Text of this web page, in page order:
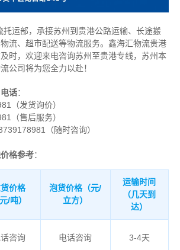
运部， 承接苏州到贵港公路运输、长途搬
流、超市配送等物流服务。 鑫海汇物流贵港
时，欢迎来电咨询苏州至贵港专线，苏州本
公司将为您全力以赴！
话：
（发货询价）
（售后服务）
（随时咨询）
格参考：
价格
元/吨）
泡货价格（元/
立方）
运输时间
（几天到
达）
咨询 电话咨询 3-4天